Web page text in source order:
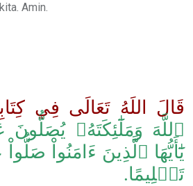
Amin.
قَالَ اللَهُ تَعَالَى فِي
ٱللَّهَ وَمَلَٰٓئِكَتَهُۥ
يَٰٓأَيُّهَا ٱلَّذِينَ ءَامَنُواْ
تَسۡلِيمًا.